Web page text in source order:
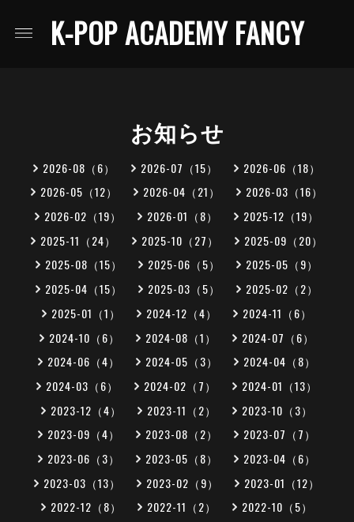
K-POP ACADEMY FANCY
お知らせ
2026-08（6） 2026-07（15）
2026-06（18）
2026-05（12）
2026-04（21）
2026-03（16）
2026-02（19）
2026-01（8）
2025-12（19）
2025-11（24）
2025-10（27）
2025-09（20）
2025-08（15）
2025-06（5）
2025-05（9）
2025-04（15）
2025-03（5）
2025-02（2）
2025-01（1）
2024-12（4）
2024-11（6）
2024-10（6）
2024-08（1）
2024-07（6）
2024-06（4）
2024-05（3）
2024-04（8）
2024-03（6）
2024-02（7）
2024-01（13）
2023-12（4）
2023-11（2）
2023-10（3）
2023-09（4）
2023-08（2）
2023-07（7）
2023-06（3）
2023-05（8）
2023-04（6）
2023-03（13）
2023-02（9）
2023-01（12）
2022-12（8）
2022-11（2）
2022-10（5）